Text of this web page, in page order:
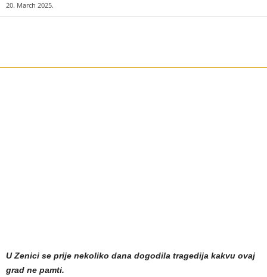
20. March 2025.
U Zenici se prije nekoliko dana dogodila tragedija kakvu ovaj
grad ne pamti.